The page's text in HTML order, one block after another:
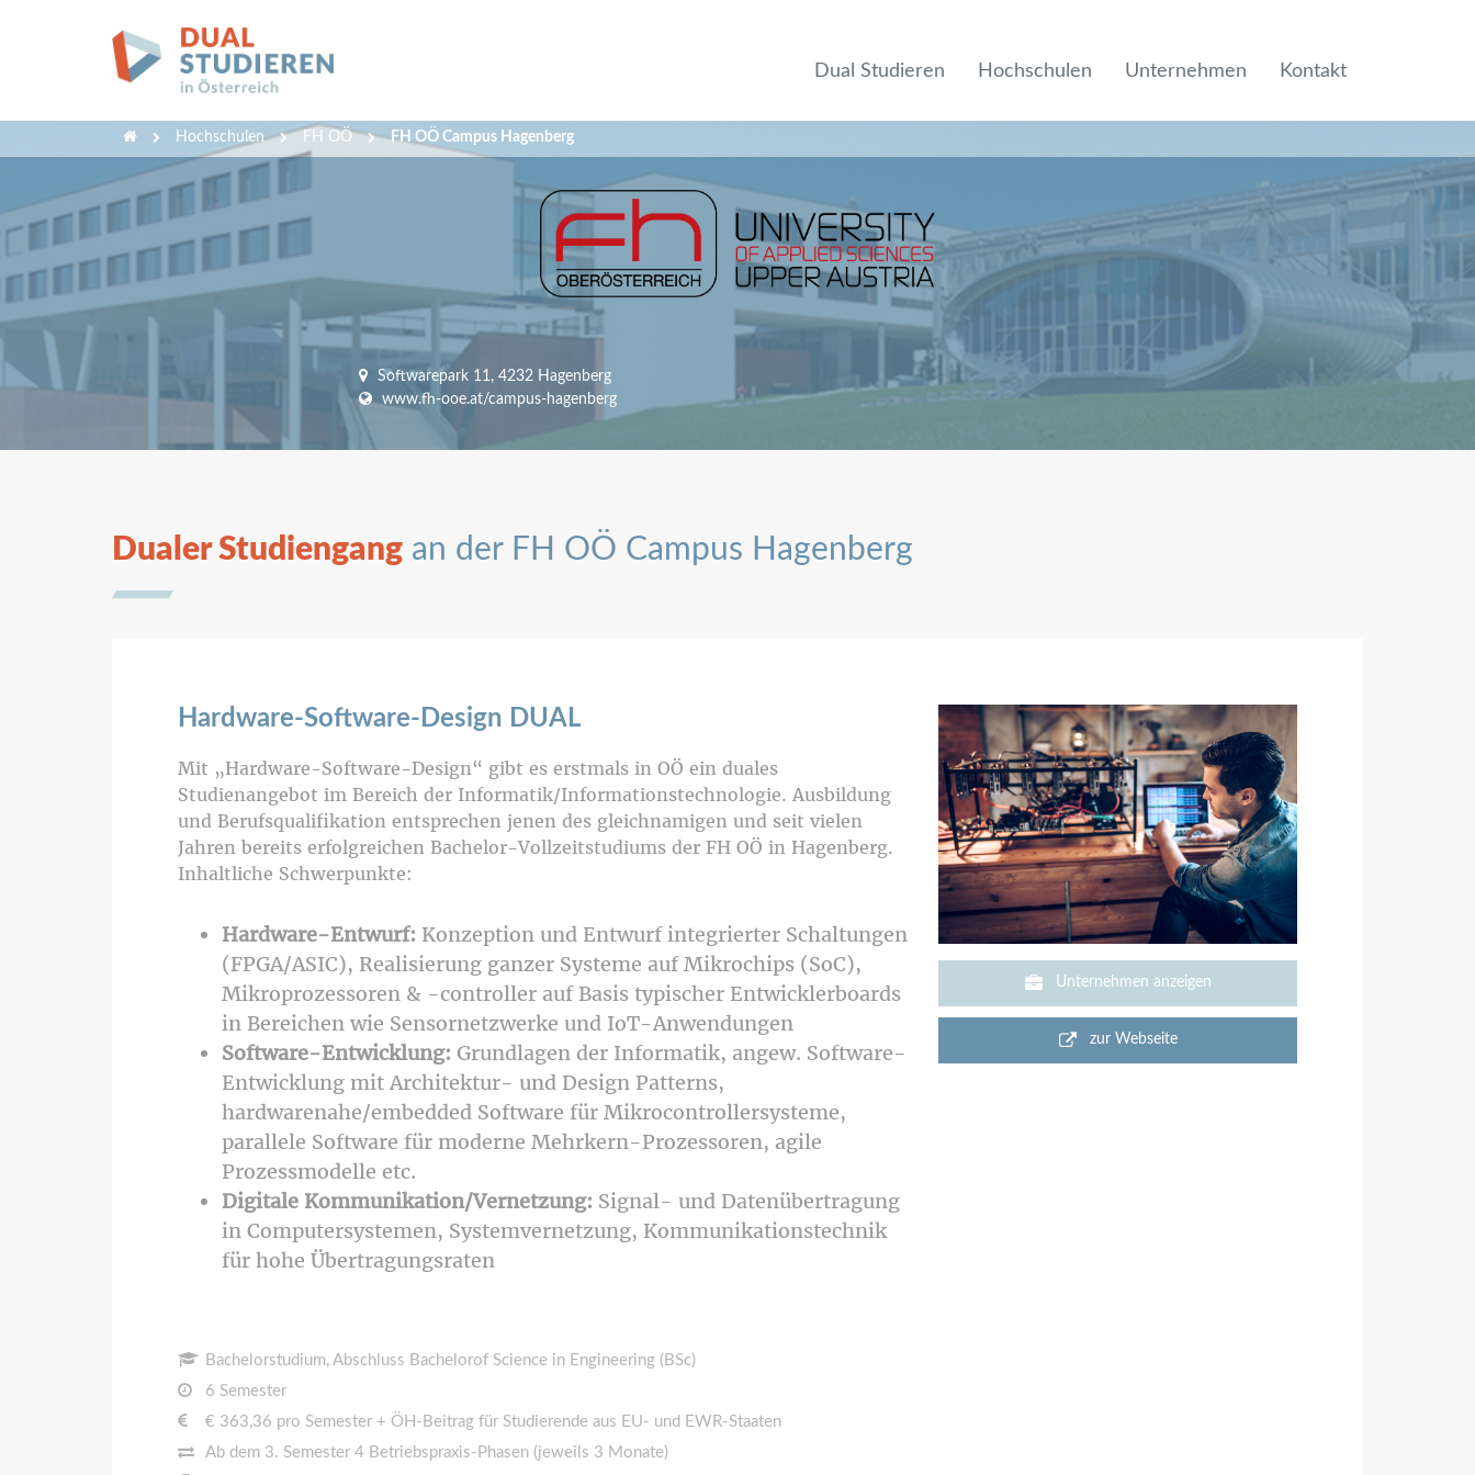
Dual Studieren Hochschulen Unternehmen Kontakt
Hochschulen FH OÖ FH OÖ Campus Hagenberg
Softwarepark 11, 4232 Hagenberg
www.fh-ooe.at/campus-hagenberg
Dualer Studiengang an der FH OÖ Campus Hagenberg
Hardware-Software-Design DUAL
Mit „Hardware-Software-Design“ gibt es erstmals in OÖ ein duales
Studienangebot im Bereich der Informatik/Informationstechnologie. Ausbildung
und Berufsqualifikation entsprechen jenen des gleichnamigen und seit vielen
Jahren bereits erfolgreichen Bachelor-Vollzeitstudiums der FH OÖ in Hagenberg.
Inhaltliche Schwerpunkte:
Hardware-Entwurf: Konzeption und Entwurf integrierter Schaltungen
(FPGA/ASIC), Realisierung ganzer Systeme auf Mikrochips (SoC),
Mikroprozessoren & -controller auf Basis typischer Ent­wicklerboards
in Bereichen wie Sensornetzwerke und IoT-Anwendungen
Software-Entwicklung: Grundlagen der Informatik, angew. Software-
Entwicklung mit Architektur- und Design Patterns,
hardwarenahe/embedded Software für Mikrocontrollersysteme,
parallele Software für moderne Mehrkern-Prozessoren, agile
Prozessmodelle etc.
Digitale Kommunikation/Vernetzung: Signal- und Datenübertragung
in Computersystemen, Systemvernetzung, Kommunikationstechnik
für hohe Übertragungsraten
Bachelorstudium, Abschluss Bachelorof Science in Engineering (BSc)
6 Semester
€ 363,36 pro Semester + ÖH-Beitrag für Studierende aus EU- und EWR-Staaten
Ab dem 3. Semester 4 Betriebspraxis-Phasen (jeweils 3 Monate)
Unternehmen anzeigen
zur Webseite